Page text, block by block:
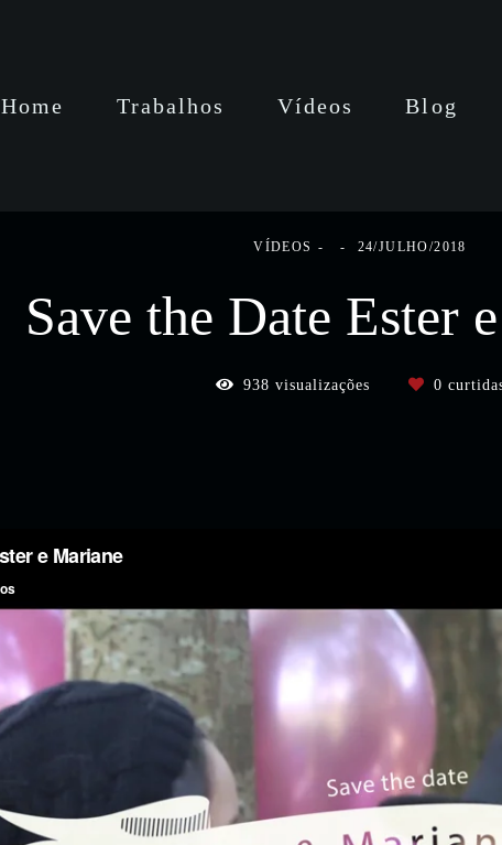
Home Trabalhos Vídeos Blog
VÍDEOS 24/JULHO/2018
Save the Date Ester
938 visualizações 0